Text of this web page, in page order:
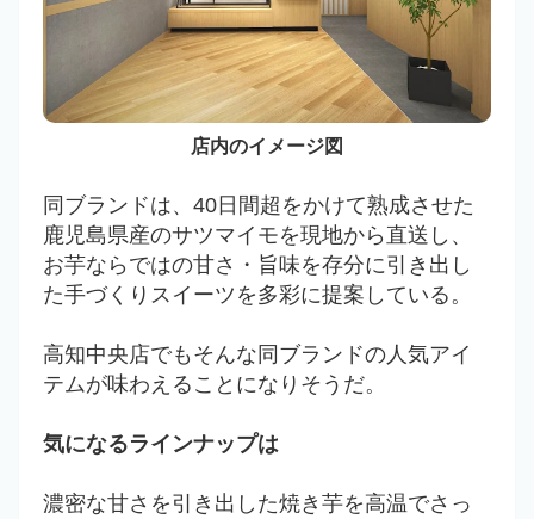
店内のイメージ図
同ブランドは、40日間超をかけて熟成させた
鹿児島県産のサツマイモを現地から直送し、
お芋ならではの甘さ・旨味を存分に引き出し
た手づくりスイーツを多彩に提案している。
高知中央店でもそんな同ブランドの人気アイ
テムが味わえることになりそうだ。
気になるラインナップは
濃密な甘さを引き出した焼き芋を高温でさっ